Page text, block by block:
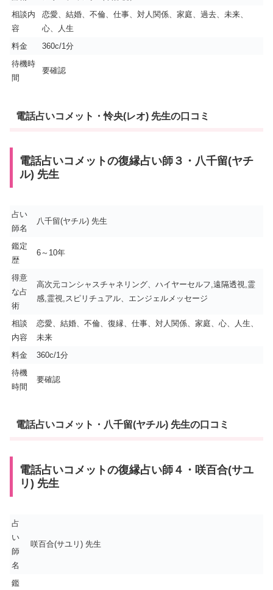
相談内
容
恋愛、結婚、不倫、仕事、対人関係、家庭、過去、未来、
心、人生
料金
360c/1分
待機時
間
要確認
電話占いコメット・怜央(レオ) 先生の口コミ
電話占いコメットの復縁占い師３・八千留(ヤチ
ル) 先生
占い
師名
八千留(ヤチル) 先生
鑑定
歴
6～10年
得意
な占
術
高次元コンシャスチャネリング、ハイヤーセルフ,遠隔透視,霊
感,霊視,スピリチュアル、エンジェルメッセージ
相談
内容
恋愛、結婚、不倫、復縁、仕事、対人関係、家庭、心、人生、
未来
料金
360c/1分
待機
時間
要確認
電話占いコメット・八千留(ヤチル) 先生の口コミ
電話占いコメットの復縁占い師４・咲百合(サユ
リ) 先生
占
い
師
名
咲百合(サユリ) 先生
鑑